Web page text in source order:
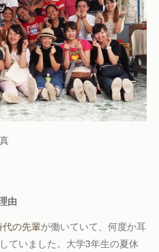
由
代の先輩が働いていて、何度か耳
ていました。大学3年生の夏休